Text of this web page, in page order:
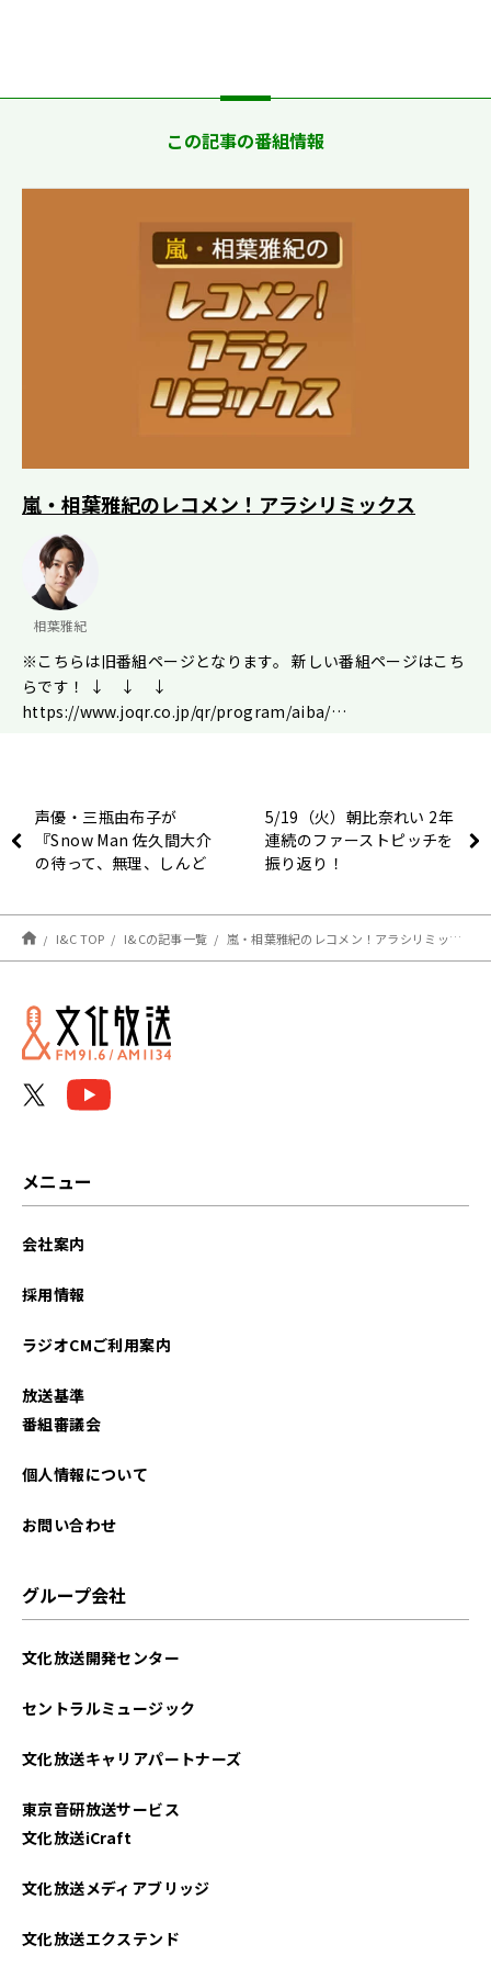
この記事の番組情報
嵐・相葉雅紀のレコメン！アラシリミックス
相葉雅紀
※こちらは旧番組ページとなります。 新しい番組ページはこち
らです！ ↓ ↓ ↓
https://www.joqr.co.jp/qr/program/aiba/…
声優・三瓶由布子が
『Snow Man 佐久間大介
の待って、無理、しんど
んな作品の話も拾ってくれ
るアニメ愛と知識に脱帽で
す!!」
5/19（火）朝比奈れい 2年
連続のファーストピッチを
振り返り！
I&C TOP I&Cの記事一覧 嵐・相葉雅紀のレコメン！アラシリミックス ５月２２日（金）24：00から放送！
メニュー
会社案内
採用情報
ラジオCMご利用案内
放送基準
番組審議会
個人情報について
お問い合わせ
グループ会社
文化放送開発センター
セントラルミュージック
文化放送キャリアパートナーズ
東京音研放送サービス
文化放送iCraft
文化放送メディアブリッジ
文化放送エクステンド